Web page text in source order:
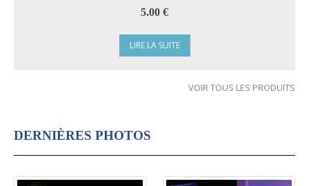
5.00 €
LIRE LA SUITE
VOIR TOUS LES PRODUITS
DERNIÈRES PHOTOS